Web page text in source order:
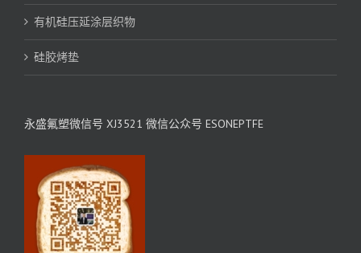
有机硅压延涂层织物
硅胶烤垫
永盛氟塑微信号 XJ3521 微信公众号 ESONEPTFE